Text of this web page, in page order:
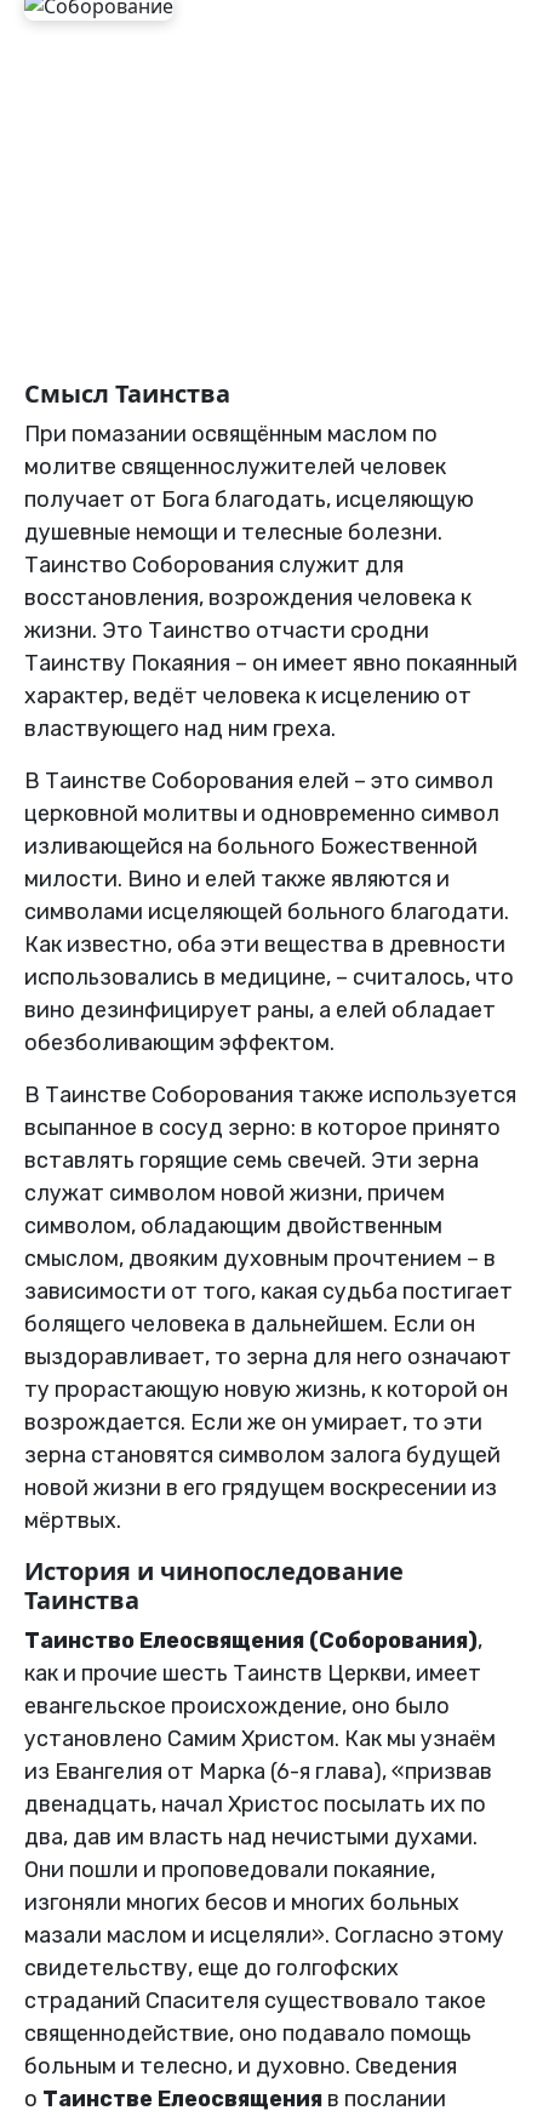
Смысл Таинства
При помазании освящённым маслом по
молитве священнослужителей человек
получает от Бога благодать, исцеляющую
душевные немощи и телесные болезни.
Таинство Соборования служит для
восстановления, возрождения человека к
жизни. Это Таинство отчасти сродни
Таинству Покаяния – он имеет явно покаянный
характер, ведёт человека к исцелению от
властвующего над ним греха.
В Таинстве Соборования елей – это символ
церковной молитвы и одновременно символ
изливающейся на больного Божественной
милости. Вино и елей также являются и
символами исцеляющей больного благодати.
Как известно, оба эти вещества в древности
использовались в медицине, – считалось, что
вино дезинфицирует раны, а елей обладает
обезболивающим эффектом.
В Таинстве Соборования также используется
всыпанное в сосуд зерно: в которое принято
вставлять горящие семь свечей. Эти зерна
служат символом новой жизни, причем
символом, обладающим двойственным
смыслом, двояким духовным прочтением – в
зависимости от того, какая судьба постигает
болящего человека в дальнейшем. Если он
выздоравливает, то зерна для него означают
ту прорастающую новую жизнь, к которой он
возрождается. Если же он умирает, то эти
зерна становятся символом залога будущей
новой жизни в его грядущем воскресении из
мёртвых.
История и чинопоследование
Таинства
Таинство Елеосвящения (Соборования),
как и прочие шесть Таинств Церкви, имеет
евангельское происхождение, оно было
установлено Самим Христом. Как мы узнаём
из Евангелия от Марка (6-я глава), «призвав
двенадцать, начал Христос посылать их по
два, дав им власть над нечистыми духами.
Они пошли и проповедовали покаяние,
изгоняли многих бесов и многих больных
мазали маслом и исцеляли». Согласно этому
свидетельству, еще до голгофских
страданий Спасителя существовало такое
священнодействие, оно подавало помощь
больным и телесно, и духовно. Сведения
о Таинстве Елеосвящения в послании